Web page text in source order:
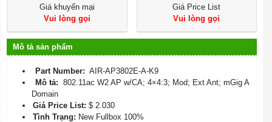
Giá khuyến mại
Vui lòng gọi
Giá Price List
Vui lòng gọi
Mô tả sản phẩm
Part Number: AIR-AP3802E-A-K9
Mô tả: 802.11ac W2 AP w/CA; 4×4:3; Mod; Ext Ant; mGig A
Domain
Giá Price List: $ 2.030
Tình Trạng: New Fullbox 100%